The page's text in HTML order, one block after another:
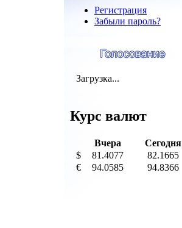
Регистрация
Забыли пароль?
Загрузка...
Курс валют
Вчера Сегодня
$
81.4077
82.1665
€
94.0585 94.8366